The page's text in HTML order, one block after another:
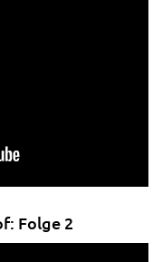
Folge 2